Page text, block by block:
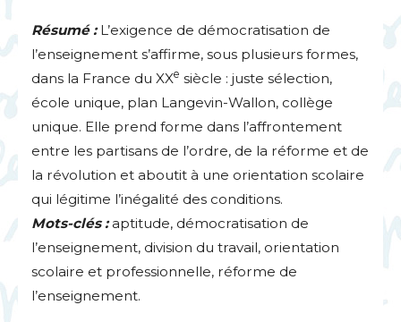
Résumé : L’exigence de démocratisation de
l’enseignement s’affirme, sous plusieurs formes,
dans la France du XXe siècle : juste sélection,
école unique, plan Langevin-Wallon, collège
unique. Elle prend forme dans l’affrontement
entre les partisans de l’ordre, de la réforme et de
la révolution et aboutit à une orientation scolaire
qui légitime l’inégalité des conditions.
Mots-clés : aptitude, démocratisation de
l’enseignement, division du travail, orientation
scolaire et professionnelle, réforme de
l’enseignement.